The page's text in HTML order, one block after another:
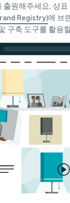
출원해주세요. 상
Registry)에 브
구축 도구를 활용